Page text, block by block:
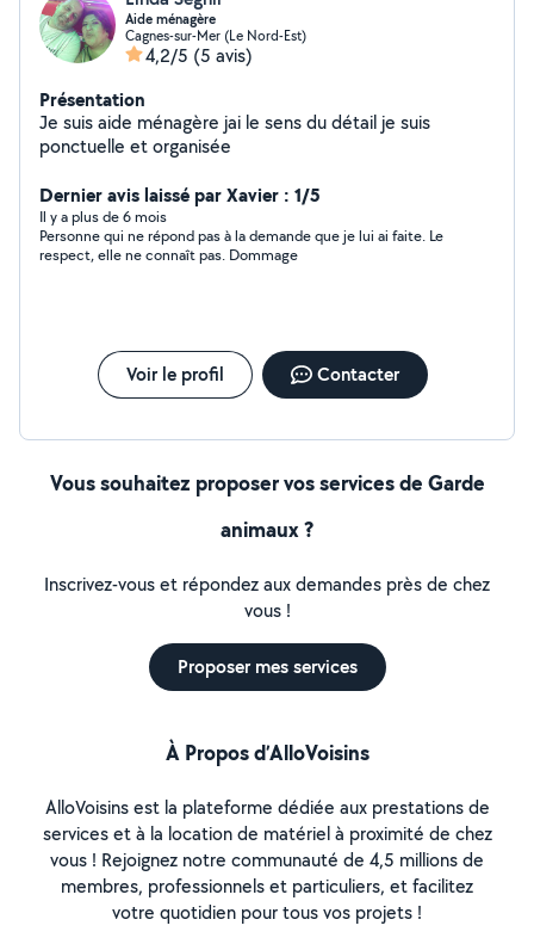
Aide ménagère
Cagnes-sur-Mer (Le Nord-Est)
4,2/5 (5 avis)
Présentation
Je suis aide ménagère jai le sens du détail je suis
ponctuelle et organisée
Dernier avis laissé par Xavier : 1/5
Il y a plus de 6 mois
Personne qui ne répond pas à la demande que je lui ai faite. Le
respect, elle ne connaît pas. Dommage
Voir le profil Contacter
Vous souhaitez proposer vos services de Garde
animaux ?
Inscrivez-vous et répondez aux demandes près de chez
vous !
Proposer mes services
À Propos d’AlloVoisins
AlloVoisins est la plateforme dédiée aux prestations de
services et à la location de matériel à proximité de chez
vous ! Rejoignez notre communauté de 4,5 millions de
membres, professionnels et particuliers, et facilitez
votre quotidien pour tous vos projets !